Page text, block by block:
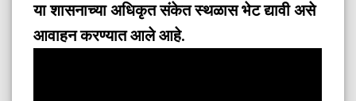
या शासनाच्या अधिकृत संकेत स्थळास भेट द्यावी असे
आवाहन करण्यात आले आहे.